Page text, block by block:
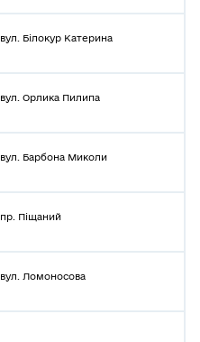
вул. Білокур Катерина
вул. Орлика Пилипа
вул. Барбона Миколи
пр. Піщаний
вул. Ломоносова